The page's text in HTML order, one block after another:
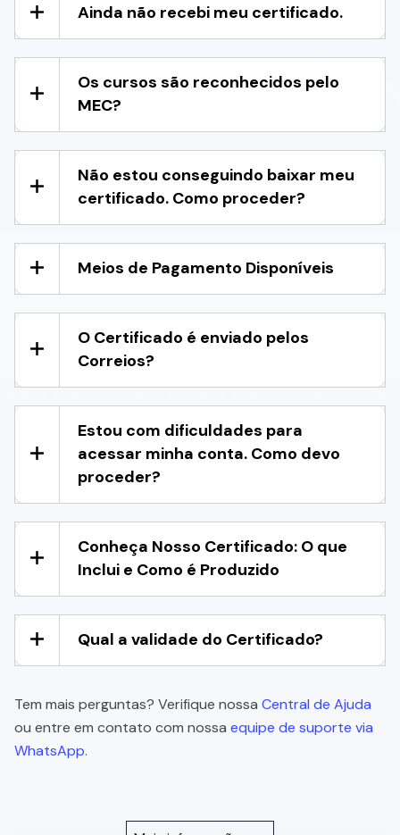
Ainda não recebi meu certificado.
Os cursos são reconhecidos pelo
MEC?
Não estou conseguindo baixar meu
certificado. Como proceder?
Meios de Pagamento Disponíveis
O Certificado é enviado pelos
Correios?
Estou com dificuldades para
acessar minha conta. Como devo
proceder?
Conheça Nosso Certificado: O que
Inclui e Como é Produzido
Qual a validade do Certificado?
Tem mais perguntas? Verifique nossa Central de Ajuda
ou entre em contato com nossa equipe de suporte via
WhatsApp.